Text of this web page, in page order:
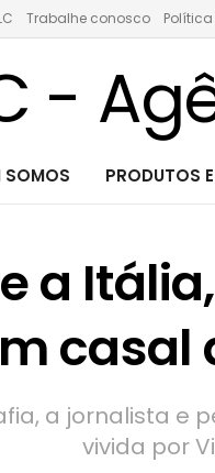
Trabalhe conosco
SOMOS PRODUTOS
a
casal
a jornalista e
vivida por